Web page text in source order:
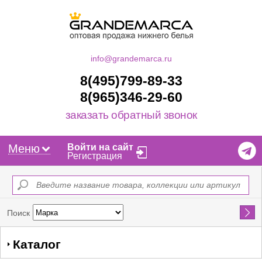
info@grandemarca.ru
8(495)799-89-33
8(965)346-29-60
заказать обратный звонок
Меню
Войти на сайт
Регистрация
Поиск Найти
Каталог